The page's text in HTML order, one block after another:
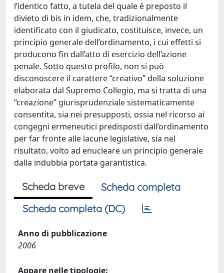
l’identico fatto, a tutela del quale è preposto il
divieto di bis in idem, che, tradizionalmente
identificato con il giudicato, costituisce, invece, un
principio generale dell’ordinamento, i cui effetti si
producono fin dall’atto di esercizio dell’azione
penale. Sotto questo profilo, non si può
disconoscere il carattere “creativo” della soluzione
elaborata dal Supremo Collegio, ma si tratta di una
“creazione” giurisprudenziale sistematicamente
consentita, sia nei presupposti, ossia nel ricorso ai
congegni ermeneutici predisposti dall’ordinamento
per far fronte alle lacune legislative, sia nel
risultato, volto ad enucleare un principio generale
dalla indubbia portata garantistica.
Scheda breve
Scheda completa
Scheda completa (DC)
Anno di pubblicazione
2006
Appare nelle tipologie: